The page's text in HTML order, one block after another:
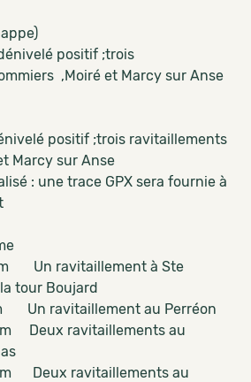
positif ;trois
,Moiré et Marcy sur Anse
positif ;trois ravitaillements
Marcy sur Anse
: une trace GPX sera fournie à
Un ravitaillement à Ste
tour Boujard
Un ravitaillement au Perréon
Deux ravitaillements au
Deux ravitaillements au